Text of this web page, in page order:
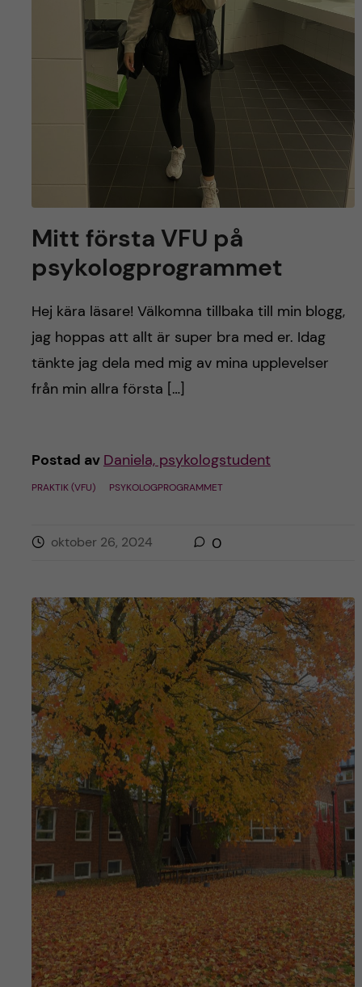
Mitt första VFU på
psykologprogrammet
Hej kära läsare! Välkomna tillbaka till min blogg,
jag hoppas att allt är super bra med er. Idag
tänkte jag dela med mig av mina upplevelser
från min allra första […]
Postad av Daniela, psykologstudent
PRAKTIK (VFU) PSYKOLOGPROGRAMMET
oktober 26, 2024 0